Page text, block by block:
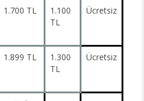
1.700 TL
1.100
TL
Ücretsiz
1.899 TL
1.300
TL
Ücretsiz